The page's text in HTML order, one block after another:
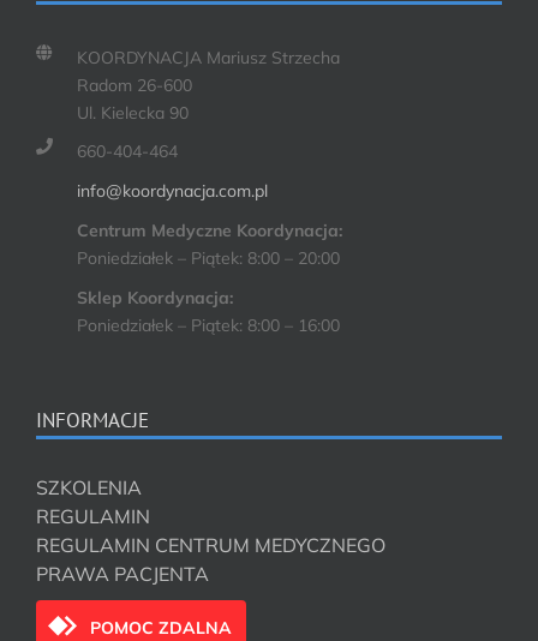
KOORDYNACJA Mariusz Strzecha
Radom 26-600
Ul. Kielecka 90
660-404-464
info@koordynacja.com.pl
Centrum Medyczne Koordynacja:
Poniedziałek – Piątek: 8:00 – 20:00
Sklep Koordynacja:
Poniedziałek – Piątek: 8:00 – 16:00
INFORMACJE
SZKOLENIA
REGULAMIN
REGULAMIN CENTRUM MEDYCZNEGO
PRAWA PACJENTA
POMOC ZDALNA